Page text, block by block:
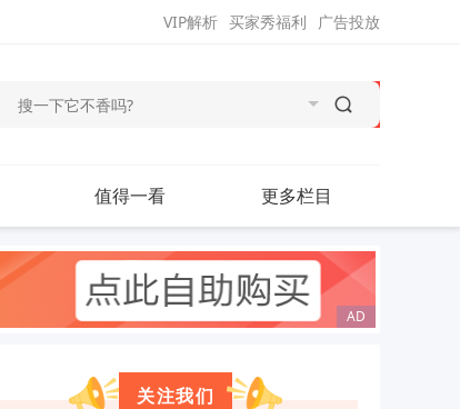
广告投放
买家秀福利
VIP解析
值得一看 更多栏目
关注我们